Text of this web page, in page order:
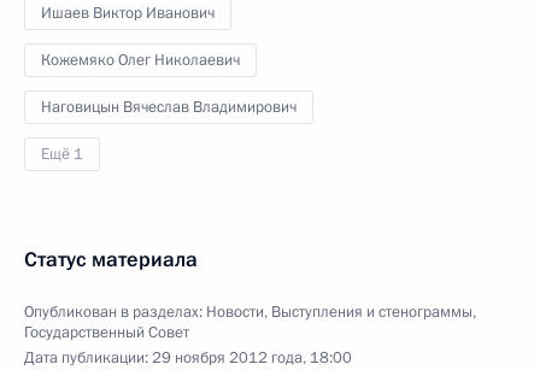
Ишаев Виктор Иванович
Кожемяко Олег Николаевич
Наговицын Вячеслав Владимирович
Ещё 1
Статус материала
Опубликован в разделах: Новости, Выступления и стенограммы,
Государственный Совет
Дата публикации:29 ноября 2012 года, 18:00